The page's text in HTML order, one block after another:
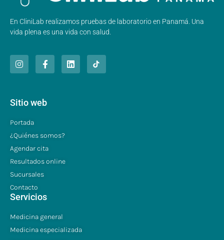
En CliniLab realizamos pruebas de laboratorio en Panamá. Una
vida plena es una vida con salud.
Sitio web
Portada
¿Quiénes somos?
Agendar cita
Resultados online
Sucursales
Contacto
Servicios
Medicina general
Medicina especializada